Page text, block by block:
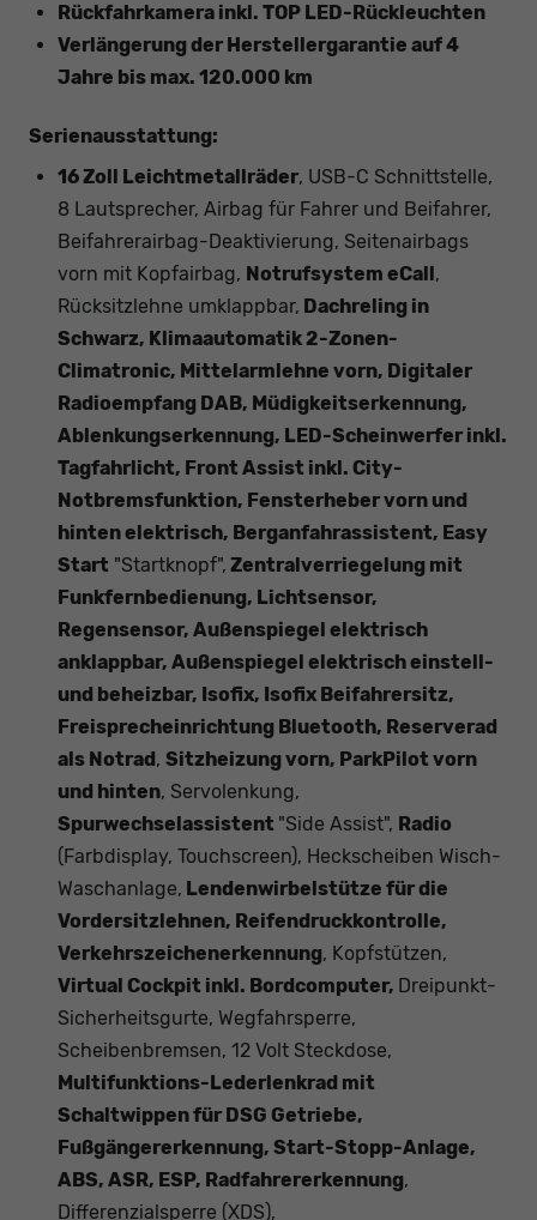
Rückfahrkamera inkl. TOP LED-Rückleuchten
Verlängerung der Herstellergarantie auf 4
Jahre bis max. 120.000 km
Serienausstattung:
16 Zoll Leichtmetallräder, USB-C Schnittstelle,
8 Lautsprecher, Airbag für Fahrer und Beifahrer,
Beifahrerairbag-Deaktivierung, Seitenairbags
vorn mit Kopfairbag, Notrufsystem eCall ,
Rücksitzlehne umklappbar, Dachreling in
Schwarz, Klimaautomatik 2-Zonen-
Climatronic, Mittelarmlehne vorn, Digitaler
Radioempfang DAB, Müdigkeitserkennung,
Ablenkungserkennung, LED-Scheinwerfer inkl.
Tagfahrlicht, Front Assist inkl. City-
Notbremsfunktion, Fensterheber vorn und
hinten elektrisch, Berganfahrassistent, Easy
Start "Startknopf", Zentralverriegelung mit
Funkfernbedienung, Lichtsensor,
Regensensor, Außenspiegel elektrisch
anklappbar, Außenspiegel elektrisch einstell-
und beheizbar, Isofix, Isofix Beifahrersitz,
Freisprecheinrichtung Bluetooth, Reserverad
als Notrad , Sitzheizung vorn, ParkPilot vorn
und hinten, Servolenkung,
Spurwechselassistent "Side Assist", Radio
(Farbdisplay, Touchscreen), Heckscheiben Wisch-
Waschanlage, Lendenwirbelstütze für die
Vordersitzlehnen, Reifendruckkontrolle,
Verkehrszeichenerkennung, Kopfstützen,
Virtual Cockpit inkl. Bordcomputer, Dreipunkt-
Sicherheitsgurte, Wegfahrsperre,
Scheibenbremsen, 12 Volt Steckdose,
Multifunktions-Lederlenkrad mit
Schaltwippen für DSG Getriebe,
Fußgängererkennung, Start-Stopp-Anlage,
ABS, ASR, ESP, Radfahrererkennung,
Differenzialsperre (XDS),